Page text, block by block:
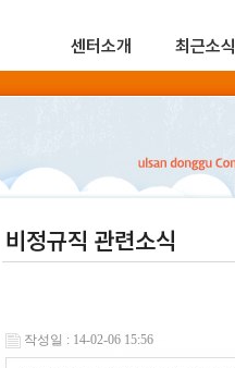
센터소개 최근소식
비정규직 관련소식
작성일 : 14-02-06 15:56